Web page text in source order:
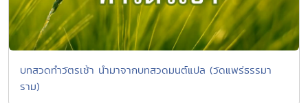
บทสวดทำวัตรเช้า นำมาจากบทสวดมนต์แปล (วัดแพร่ธรรมา
ราม)